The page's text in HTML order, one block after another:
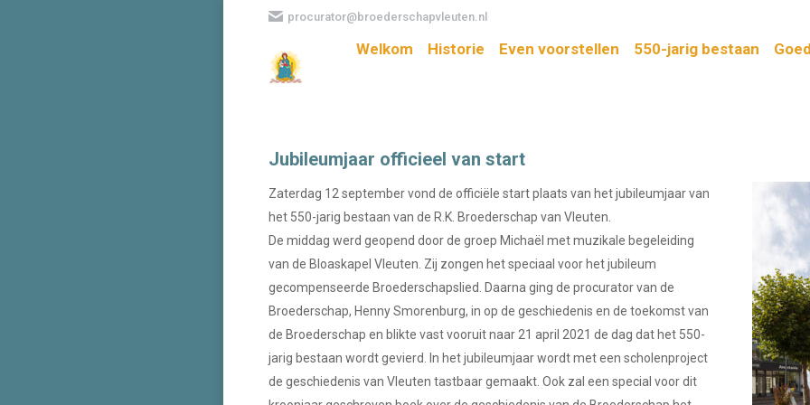
procurator@broederschapvleuten.nl
Welkom Historie Even voorstellen 550-jarig bestaan
Jubileumjaar officieel van start
Zaterdag 12 september vond de officiële start plaats van het jubileumjaar van
het 550-jarig bestaan van de R.K. Broederschap van Vleuten.
De middag werd geopend door de groep Michaël met muzikale begeleiding
van de Bloaskapel Vleuten. Zij zongen het speciaal voor het jubileum
gecompenseerde Broederschapslied. Daarna ging de procurator van de
Broederschap, Henny Smorenburg, in op de geschiedenis en de toekomst van
de Broederschap en blikte vast vooruit naar 21 april 2021 de dag dat het 550-
jarig bestaan wordt gevierd. In het jubileumjaar wordt met een scholenproject
de geschiedenis van Vleuten tastbaar gemaakt. Ook zal een special voor dit